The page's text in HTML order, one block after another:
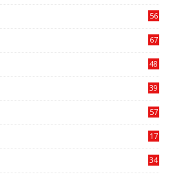
56
67
48
39
57
17
34